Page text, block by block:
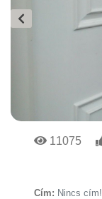
11075
Cím: Nincs cím!